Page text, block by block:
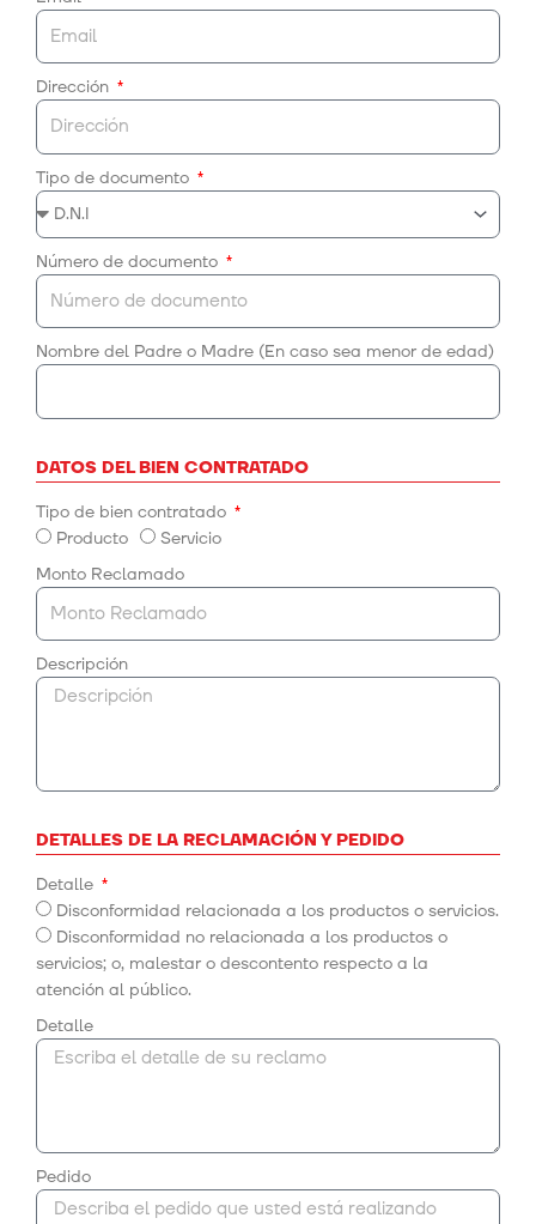
Dirección
Tipo de documento
Número de documento
Nombre del Padre o Madre (En caso sea menor de edad)
DATOS DEL BIEN CONTRATADO
Tipo de bien contratado
Producto
Servicio
Monto Reclamado
Descripción
DETALLES DE LA RECLAMACIÓN Y PEDIDO
Detalle
Disconformidad relacionada a los productos o servicios.
Disconformidad no relacionada a los productos o
servicios; o, malestar o descontento respecto a la
atención al público.
Detalle
Pedido